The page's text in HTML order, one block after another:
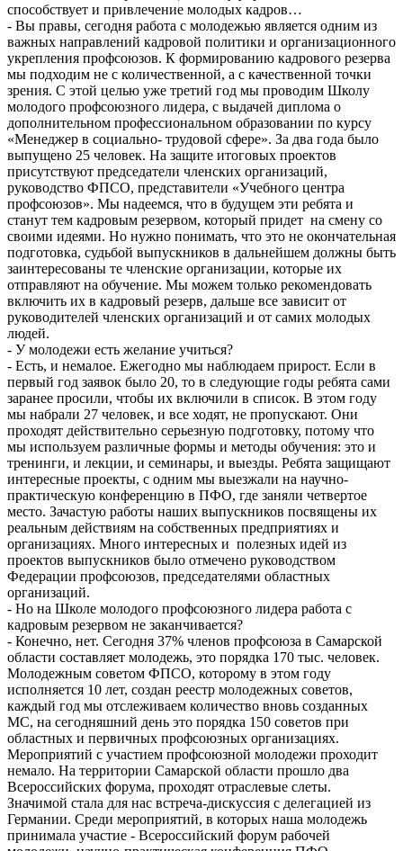
способствует и привлечение молодых кадров…
- Вы правы, сегодня работа с молодежью является одним из
важных направлений кадровой политики и организационного
укрепления профсоюзов. К формированию кадрового резерва
мы подходим не с количественной, а с качественной точки
зрения. С этой целью уже третий год мы проводим Школу
молодого профсоюзного лидера, с выдачей диплома о
дополнительном профессиональном образовании по курсу
«Менеджер в социально- трудовой сфере». За два года было
выпущено 25 человек. На защите итоговых проектов
присутствуют председатели членских организаций,
руководство ФПСО, представители «Учебного центра
профсоюзов». Мы надеемся, что в будущем эти ребята и
станут тем кадровым резервом, который придет на смену со
своими идеями. Но нужно понимать, что это не окончательная
подготовка, судьбой выпускников в дальнейшем должны быть
заинтересованы те членские организации, которые их
отправляют на обучение. Мы можем только рекомендовать
включить их в кадровый резерв, дальше все зависит от
руководителей членских организаций и от самих молодых
людей.
- У молодежи есть желание учиться?
- Есть, и немалое. Ежегодно мы наблюдаем прирост. Если в
первый год заявок было 20, то в следующие годы ребята сами
заранее просили, чтобы их включили в список. В этом году
мы набрали 27 человек, и все ходят, не пропускают. Они
проходят действительно серьезную подготовку, потому что
мы используем различные формы и методы обучения: это и
тренинги, и лекции, и семинары, и выезды. Ребята защищают
интересные проекты, с одним мы выезжали на научно-
практическую конференцию в ПФО, где заняли четвертое
место. Зачастую работы наших выпускников посвящены их
реальным действиям на собственных предприятиях и
организациях. Много интересных и полезных идей из
проектов выпускников было отмечено руководством
Федерации профсоюзов, председателями областных
организаций.
- Но на Школе молодого профсоюзного лидера работа с
кадровым резервом не заканчивается?
- Конечно, нет. Сегодня 37% членов профсоюза в Самарской
области составляет молодежь, это порядка 170 тыс. человек.
Молодежным советом ФПСО, которому в этом году
исполняется 10 лет, создан реестр молодежных советов,
каждый год мы отслеживаем количество вновь созданных
МС, на сегодняшний день это порядка 150 советов при
областных и первичных профсоюзных организациях.
Мероприятий с участием профсоюзной молодежи проходит
немало. На территории Самарской области прошло два
Всероссийских форума, проходят отраслевые слеты.
Значимой стала для нас встреча-дискуссия с делегацией из
Германии. Среди мероприятий, в которых наша молодежь
принимала участие - Всероссийский форум рабочей